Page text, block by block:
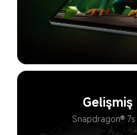
Snapdragon®